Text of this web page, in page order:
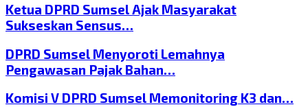
Ketua DPRD Sumsel Ajak Masyarakat
Sukseskan Sensus…
DPRD Sumsel Menyoroti Lemahnya
Pengawasan Pajak Bahan…
Komisi V DPRD Sumsel Memonitoring K3 dan…